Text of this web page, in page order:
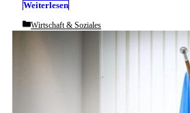
Weiterlesen
Categories
Wirtschaft & Soziales